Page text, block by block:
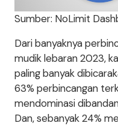
Sumber: NoLimit
Dari banyaknya
mudik lebaran 2023,
paling banyak
63% perbincangan
mendominasi
Dan, sebanyak 24%